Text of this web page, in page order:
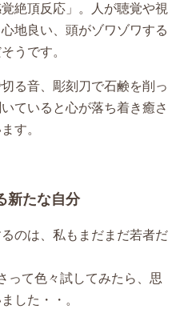
絶頂反応」。人が聴覚や視
地良い、頭がゾワゾワする
うです。
る音、彫刻刀で石鹸を削っ
ていると心が落ち着き癒さ
す。
新たな自分
のは、私もまだまだ若者だ
って色々試してみたら、思
した・・。